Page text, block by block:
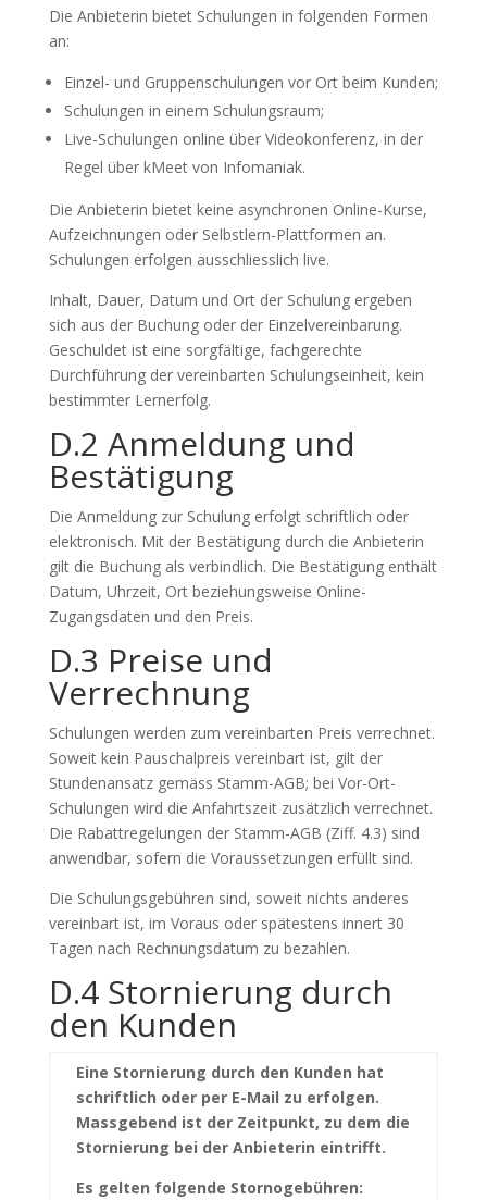
Die Anbieterin bietet Schulungen in folgenden Formen
an:
Einzel- und Gruppenschulungen vor Ort beim Kunden;
Schulungen in einem Schulungsraum;
Live-Schulungen online über Videokonferenz, in der
Regel über kMeet von Infomaniak.
Die Anbieterin bietet keine asynchronen Online-Kurse,
Aufzeichnungen oder Selbstlern-Plattformen an.
Schulungen erfolgen ausschliesslich live.
Inhalt, Dauer, Datum und Ort der Schulung ergeben
sich aus der Buchung oder der Einzelvereinbarung.
Geschuldet ist eine sorgfältige, fachgerechte
Durchführung der vereinbarten Schulungseinheit, kein
bestimmter Lernerfolg.
D.2 Anmeldung und
Bestätigung
Die Anmeldung zur Schulung erfolgt schriftlich oder
elektronisch. Mit der Bestätigung durch die Anbieterin
gilt die Buchung als verbindlich. Die Bestätigung enthält
Datum, Uhrzeit, Ort beziehungsweise Online-
Zugangsdaten und den Preis.
D.3 Preise und
Verrechnung
Schulungen werden zum vereinbarten Preis verrechnet.
Soweit kein Pauschalpreis vereinbart ist, gilt der
Stundenansatz gemäss Stamm-AGB; bei Vor-Ort-
Schulungen wird die Anfahrtszeit zusätzlich verrechnet.
Die Rabattregelungen der Stamm-AGB (Ziff. 4.3) sind
anwendbar, sofern die Voraussetzungen erfüllt sind.
Die Schulungsgebühren sind, soweit nichts anderes
vereinbart ist, im Voraus oder spätestens innert 30
Tagen nach Rechnungsdatum zu bezahlen.
D.4 Stornierung durch
den Kunden
Eine Stornierung durch den Kunden hat
schriftlich oder per E-Mail zu erfolgen.
Massgebend ist der Zeitpunkt, zu dem die
Stornierung bei der Anbieterin eintrifft.
Es gelten folgende Stornogebühren: